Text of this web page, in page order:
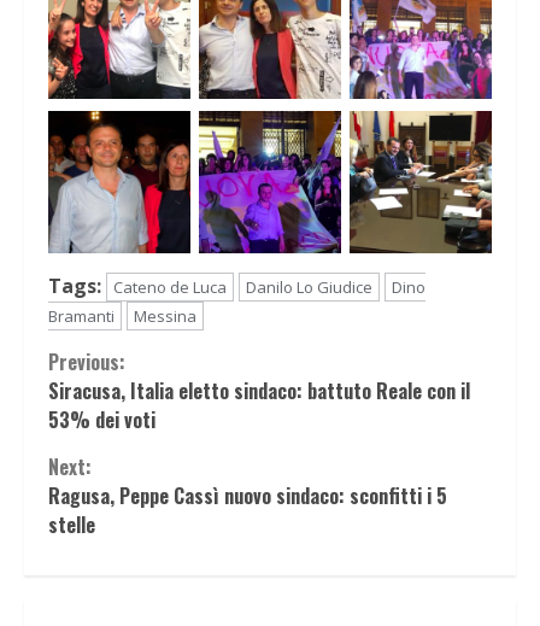
Tags: Cateno de Luca Danilo Lo Giudice
Dino
Bramanti
Messina
Continue
Reading
Previous:
Siracusa, Italia eletto sindaco: battuto Reale con il
53% dei voti
Next:
Ragusa, Peppe Cassì nuovo sindaco: sconfitti i 5
stelle